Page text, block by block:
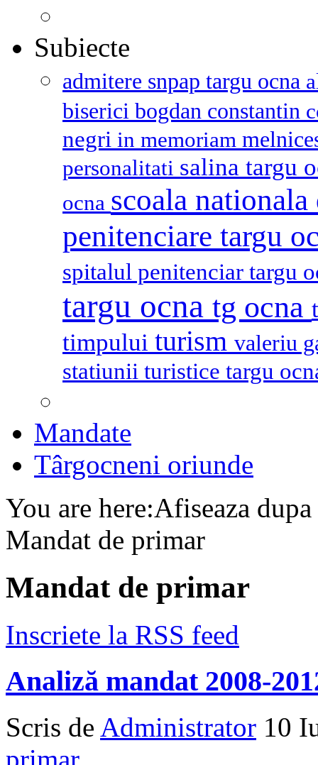
Subiecte
admitere snpap targu ocna
biserici bogdan constantin
negri in memoriam
personalitati salina targu
ocna scoala
penitenciare targu
spitalul penitenciar targu
targu ocna tg ocna
timpului turism valeriu
statiunii turistice targu
Mandate
Târgocneni oriunde
You are here:Afiseaza
Mandat de primar
Mandat de primar
Inscriete la RSS feed
Analiză mandat 2008-
Scris de Administrator 10
primar